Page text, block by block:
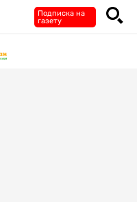
Подписка на
газету